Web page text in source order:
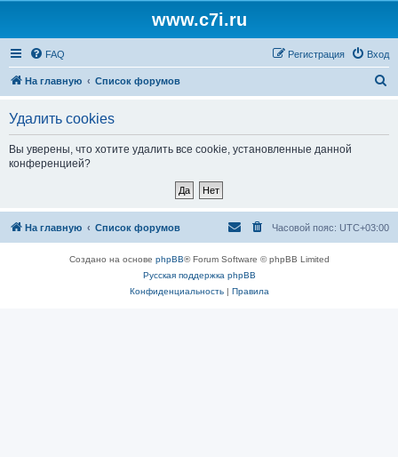
www.c7i.ru
FAQ Вход
Регистрация
На главную Список форумов
Удалить cookies
Вы уверены, что хотите удалить все cookie, установленные данной
конференцией?
На главную Список форумов Часовой пояс: UTC+03:00
Создано на основе phpBB® Forum Software © phpBB Limited
Русская поддержка phpBB
Конфиденциальность| Правила